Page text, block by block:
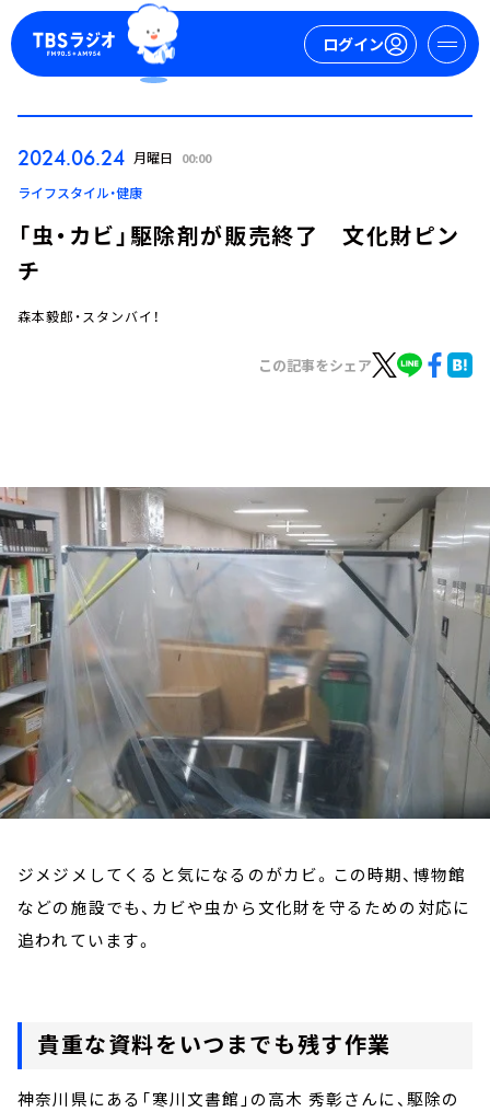
ログイン
ログイン
お知らせ
イベント・グッズ
YouTube
会社情報
2024.06.24 月曜日 00:00
ライフスタイル・健康
「虫・カビ」駆除剤が販売終了 文化財ピン
チ
森本毅郎・スタンバイ！
この記事をシェア
ジメジメしてくると気になるのがカビ。この時期、博物館
などの施設でも、カビや虫から文化財を守るための対応に
追われています。
貴重な資料をいつまでも残す作業
神奈川県にある「寒川文書館」の高木 秀彰さんに、駆除の